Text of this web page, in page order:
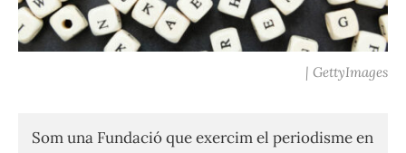
| GettyImages
Som una Fundació que exercim el periodisme en